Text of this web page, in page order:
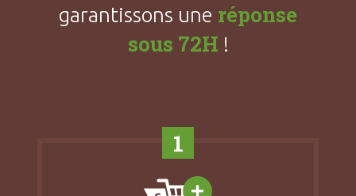
garantissons une réponse
sous 72H !
1